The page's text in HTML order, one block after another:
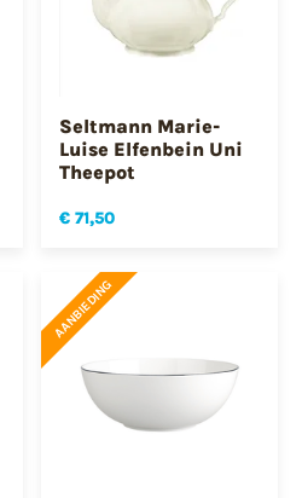
Seltmann Marie-
Luise Elfenbein Uni
Theepot
€ 71,50
AANBIEDING